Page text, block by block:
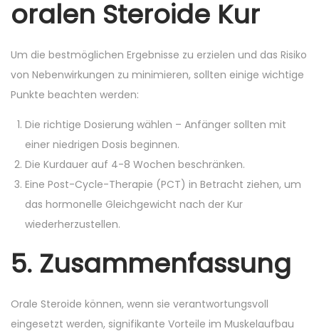
oralen Steroide Kur
Um die bestmöglichen Ergebnisse zu erzielen und das Risiko
von Nebenwirkungen zu minimieren, sollten einige wichtige
Punkte beachten werden:
Die richtige Dosierung wählen – Anfänger sollten mit
einer niedrigen Dosis beginnen.
Die Kurdauer auf 4-8 Wochen beschränken.
Eine Post-Cycle-Therapie (PCT) in Betracht ziehen, um
das hormonelle Gleichgewicht nach der Kur
wiederherzustellen.
5. Zusammenfassung
Orale Steroide können, wenn sie verantwortungsvoll
eingesetzt werden, signifikante Vorteile im Muskelaufbau